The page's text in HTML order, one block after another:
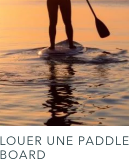
LOUER UNE PADDLE
BOARD